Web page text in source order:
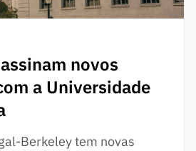
novos
a Universidade
Berkeley tem novas